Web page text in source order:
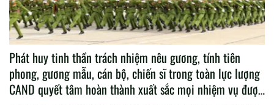
Phát huy tinh thần trách nhiệm nêu gương, tính tiên
phong, gương mẫu, cán bộ, chiến sĩ trong toàn lực lượng
CAND quyết tâm hoàn thành xuất sắc mọi nhiệm vụ được